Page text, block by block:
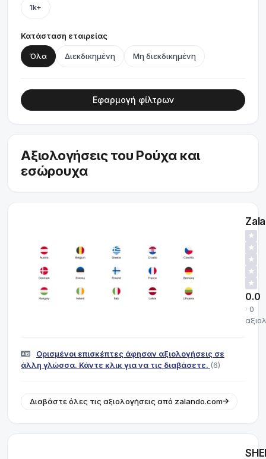
1k+
Κατάσταση εταιρείας
Όλα Διεκδικημένη Μη διεκδικημένη
Εφαρμογή φίλτρων
Αξιολογήσεις του Ρούχα και
εσώρουχα
★
★
★
★
★
0.0
· 0
Ορισμένοι επισκέπτες άφησαν αξιολογήσεις σε
άλλη γλώσσα. Κάντε κλικ για να τις διαβάσετε. (6)
Διαβάστε όλες τις αξιολογήσεις από zalando.com